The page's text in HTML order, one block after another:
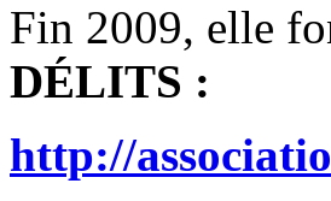
Fin 2009, elle
DÉLITS :
http://